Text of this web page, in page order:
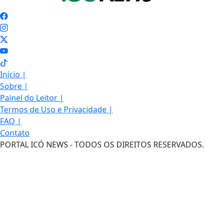
Início |
Sobre |
Painel do Leitor |
Termos de Uso e Privacidade |
FAQ |
Contato
PORTAL ICÓ NEWS - TODOS OS DIREITOS RESERVADOS.